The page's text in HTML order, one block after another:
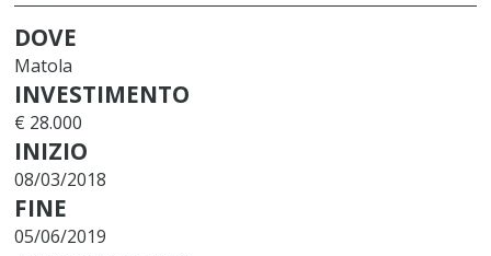
DOVE
Matola
INVESTIMENTO
€ 28.000
INIZIO
08/03/2018
FINE
05/06/2019